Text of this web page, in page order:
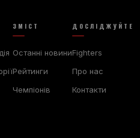
ЗМІСТ
Останні новини
Рейтинги
Чемпіонів
ДОСЛІДЖУЙТЕ
Fighters
Про нас
Контакти